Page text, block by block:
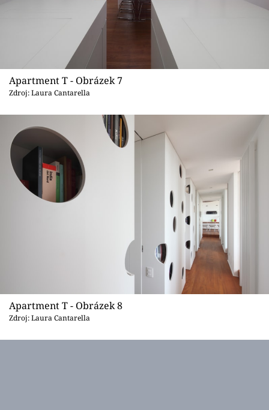
Apartment T - Obrázek 7
Zdroj: Laura Cantarella
Apartment T - Obrázek 8
Zdroj: Laura Cantarella